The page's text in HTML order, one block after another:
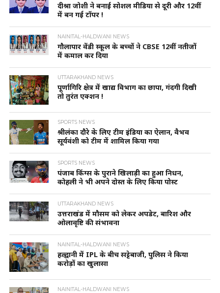
दीश्रा जोशी ने बनाई सोशल मीडिया से दूरी और 12वीं
में बन गई टॉपर !
NAINITAL-HALDWANI NEWS
गौलापार वेंडी स्कूल के बच्चों ने CBSE 12वीं नतीजों
में कमाल कर दिया
UTTARAKHAND NEWS
पूर्णागिरि क्षेत्र में खाद्य विभाग का छापा, गंदगी दिखी
तो तुरंत एक्शन !
SPORTS NEWS
श्रीलंका दौरे के लिए टीम इंडिया का ऐलान, वैभव
सूर्यवंशी को टीम में शामिल किया गया
SPORTS NEWS
पंजाब किंग्स के पुराने खिलाड़ी का हुआ निधन,
कोहली ने भी अपने दोस्त के लिए किया पोस्ट
UTTARAKHAND NEWS
उत्तराखंड में मौसम को लेकर अपडेट, बारिश और
ओलावृष्टि की संभावना
NAINITAL-HALDWANI NEWS
हल्द्वानी में IPL के बीच सट्टेबाजी, पुलिस ने किया
करोड़ों का खुलासा
NAINITAL-HALDWANI NEWS